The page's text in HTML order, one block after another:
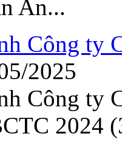
An...
Công ty
2025
Công ty
2024